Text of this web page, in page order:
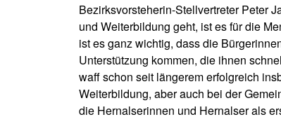
Bezirksvorsteherin-Stellvertreter Peter
und Weiterbildung geht, ist es für die
ist es ganz wichtig, dass die
Unterstützung kommen, die ihnen
waff schon seit längerem erfolgreich
Weiterbildung, aber auch bei der
die Hernalserinnen und Hernalser als